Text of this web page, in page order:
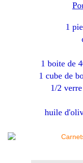
1
1 boite de
1 cube de
1/2
huile